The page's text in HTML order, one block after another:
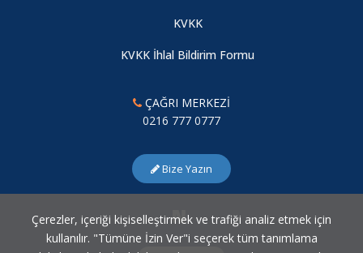
KVKK
KVKK İhlal Bildirim Formu
ÇAĞRI MERKEZİ
0216 777 0777
Bize Yazın
Çerezler, içeriği kişiselleştirmek ve trafiği analiz etmek için
kullanılır. "Tümüne İzin Ver"i seçerek tüm tanımlama